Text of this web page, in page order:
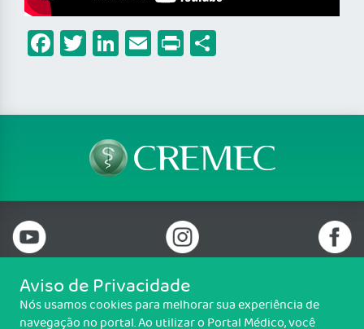
Facebook
Twitter
LinkedIn
Email
Print
Telefone: (85) 3198-3700
Aviso de Privacidade
Nós usamos cookies para melhorar sua experiência de
navegação no portal. Ao utilizar o Portal Médico, você